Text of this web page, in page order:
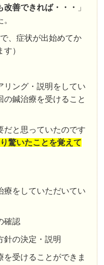
改善できれば・・・
」
、症状が出始めてか
）
リング・説明をしてい
の鍼治療を受けること
だと思っていたのです
驚いたことを覚えて
療をしていただいてい
確認
針の決定・説明
を受けることができま